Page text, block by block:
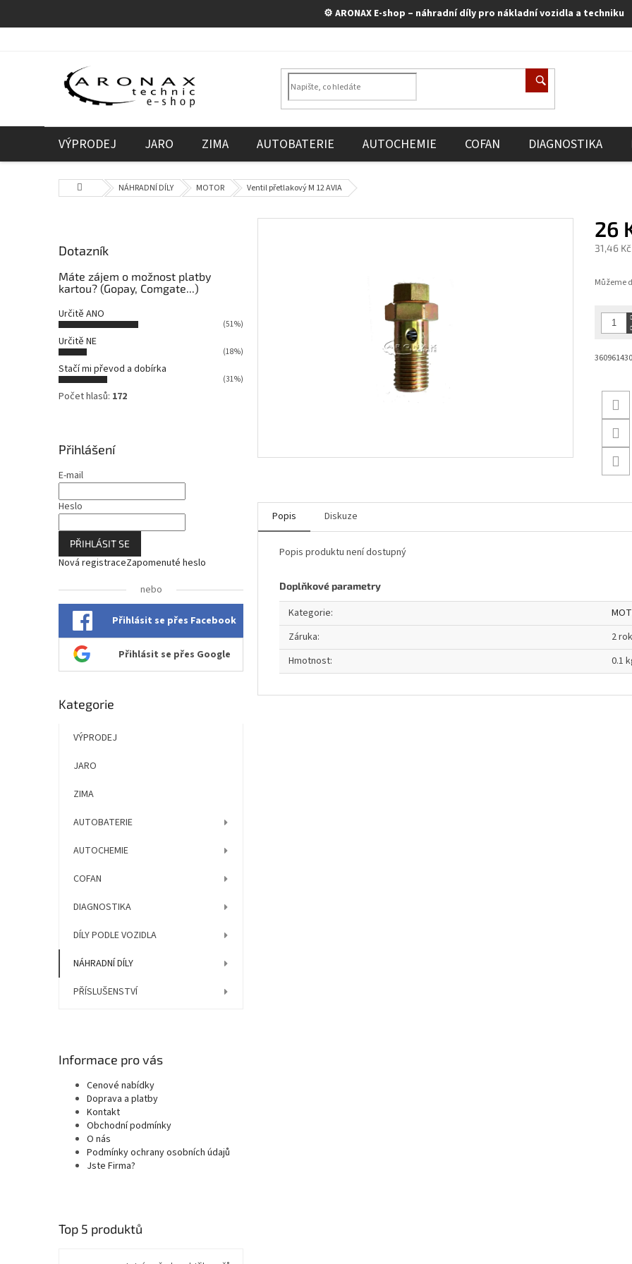
⚙️ ARONAX E-shop – náhradní díly pro nákladní vozidla a techniku
VÝPRODEJ JARO ZIMA AUTOBATERIE AUTOCHEMIE COFAN DIAGNOSTIKA
Domů NÁHRADNÍ DÍLY MOTOR Ventil přetlakový M 12 AVIA
s
t
r
n
n
í
p
a
n
Dotazník
Máte zájem o možnost platby
kartou? (Gopay, Comgate...)
Určitě ANO
(51%)
Určitě NE
(18%)
Stačí mi převod a dobírka
(31%)
Počet hlasů: 172
Přihlášení
E-mail
Heslo
PŘIHLÁSIT SE
Nová registraceZapomenuté heslo
nebo
Přihlásit se přes Facebook
Přihlásit se přes Google
Přeskočit
Kategorie
VÝPRODEJ
JARO
ZIMA
AUTOBATERIE
AUTOCHEMIE
COFAN
DIAGNOSTIKA
DÍLY PODLE VOZIDLA
NÁHRADNÍ DÍLY
PŘÍSLUŠENSTVÍ
Informace pro vás
Cenové nabídky
Doprava a platby
Kontakt
Obchodní podmínky
O nás
Podmínky ochrany osobních údajů
Jste Firma?
Top 5 produktů
26
31,46
cena:
Můžeme
Popis Diskuze
Popis produktu není dostupný
Doplňkové parametry
Kategorie:
Záruka:
2
Hmotnost: 0.1